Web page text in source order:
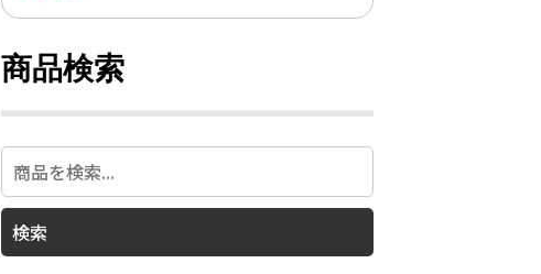
商品検索
検索